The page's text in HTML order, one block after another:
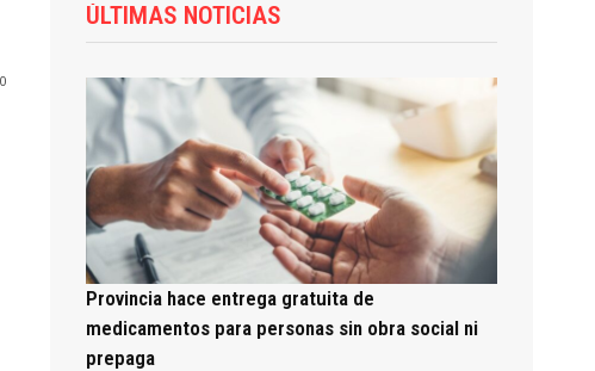
0
ÚLTIMAS NOTICIAS
Provincia hace entrega gratuita de
medicamentos para personas sin obra social ni
prepaga